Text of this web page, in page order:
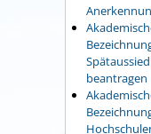
beantragen